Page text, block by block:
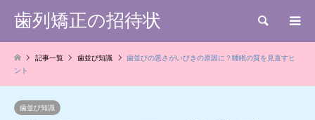
歯列矯正の招待状 検索
記事一覧 歯並び知識
歯並びの悪さがいびきの原因に？睡眠の質を見直すヒ
ント
歯並び知識